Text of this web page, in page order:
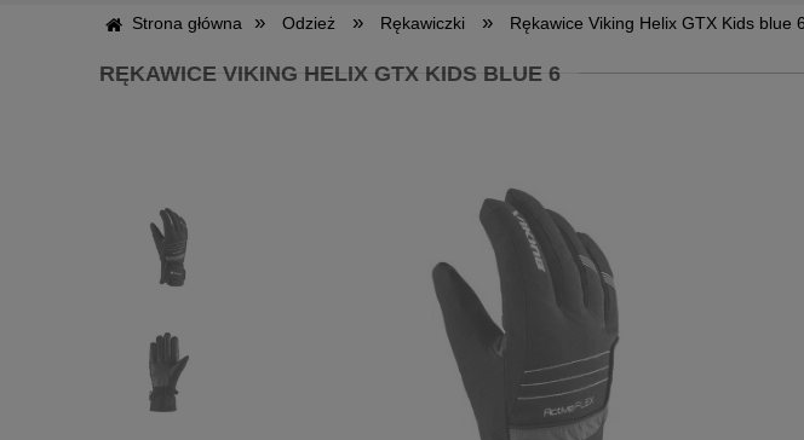
Strona główna » Odzież » Rękawiczki » Rękawice Viking Helix GTX Kids blue 6
RĘKAWICE VIKING HELIX GTX KIDS BLUE 6